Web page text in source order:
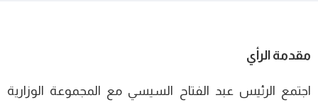
مقدمة الرأي
اجتمع الرئيس عبد الفتاح السيسي مع المجموعة الوزارية